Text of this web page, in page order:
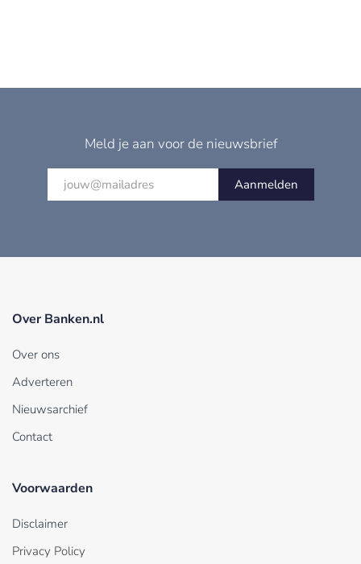
Meld je aan voor de nieuwsbrief
Aanmelden
Over Banken.nl
Over ons
Adverteren
Nieuwsarchief
Contact
Voorwaarden
Disclaimer
Privacy Policy